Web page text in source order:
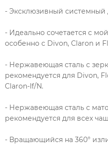
- Эксклюзивный системный
- Идеально сочетается с
особенно с Divon, Claron и
- Нержавеющая сталь с
рекомендуется для Divon,
Claron-If/N.
- Нержавеющая сталь с
рекомендуется для всех
- Вращающийся на 360°